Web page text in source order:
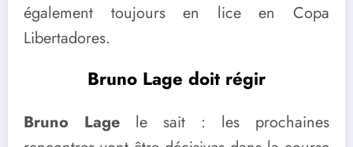
également toujours en lice en Copa
Libertadores.
Bruno Lage doit régir
Bruno Lage le sait : les prochaines